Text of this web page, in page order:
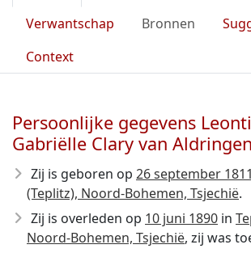
Verwantschap
Bronnen
Context
Persoonlijke gegevens
Gabriëlle Clary van Aldringen
Zij is geboren op 26 september 1811
(Teplitz), Noord-Bohemen, Tsjechië.
Zij is overleden op 10 juni 1890 in
Noord-Bohemen, Tsjechië, zij was